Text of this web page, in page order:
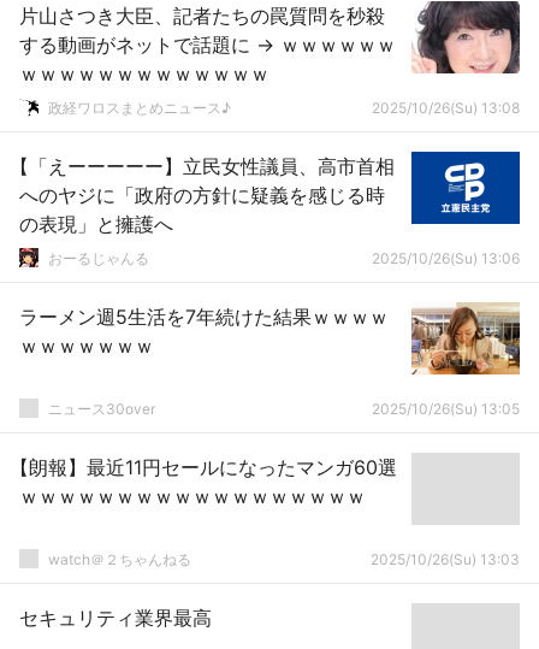
片山さつき大臣、記者たちの罠質問を秒殺
する動画がネットで話題に → ｗｗｗｗｗｗ
ｗｗｗｗｗｗｗｗｗｗｗｗｗ
政経ワロスまとめニュース♪ 2025/10/26(Su) 13:08
【「えーーーーー】立民女性議員、高市首相
へのヤジに「政府の方針に疑義を感じる時
の表現」と擁護へ
おーるじゃんる 2025/10/26(Su) 13:06
ラーメン週5生活を7年続けた結果ｗｗｗｗ
ｗｗｗｗｗｗｗ
ニュース30over 2025/10/26(Su) 13:05
【朗報】最近11円セールになったマンガ60選
ｗｗｗｗｗｗｗｗｗｗｗｗｗｗｗｗｗｗ
watch＠２ちゃんねる 2025/10/26(Su) 13:03
セキュリティ業界最高